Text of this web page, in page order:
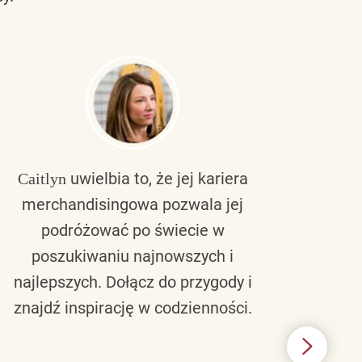
Caitlynuwielbia to, że jej kariera
merchandisingowa pozwala jej
podróżować po świecie w
poszukiwaniu najnowszych i
najlepszych. Dołącz do przygody i
znajdź inspirację w codzienności.